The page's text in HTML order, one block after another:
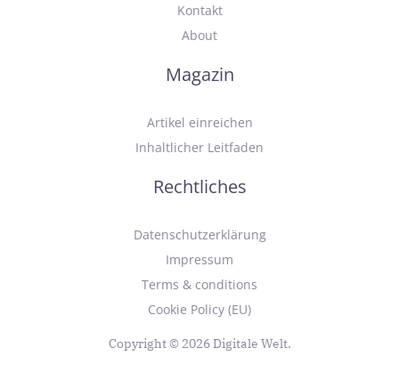
Kontakt
About
Magazin
Artikel einreichen
Inhaltlicher Leitfaden
Rechtliches
Datenschutzerklärung
Impressum
Terms & conditions
Cookie Policy (EU)
Copyright © 2026 Digitale Welt.